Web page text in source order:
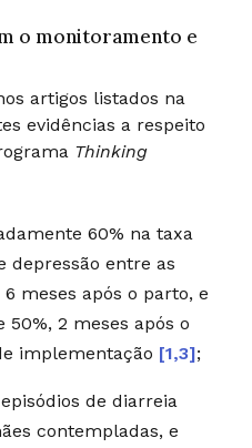
o monitoramento e
artigos listados na
evidências a respeito
Thinking
60% na taxa
depressão entre as
meses após o parto, e
2 meses após o
implementação [1,3];
de diarreia
contempladas, e